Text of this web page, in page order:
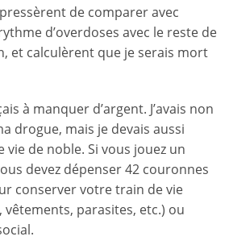
de comparer avec
d’overdoses avec le reste de
et calculèrent que je serais mort
à manquer d’argent. J’avais non
drogue, mais je devais aussi
de noble. Si vous jouez un
devez dépenser 42 couronnes
conserver votre train de vie
parasites, etc.) ou